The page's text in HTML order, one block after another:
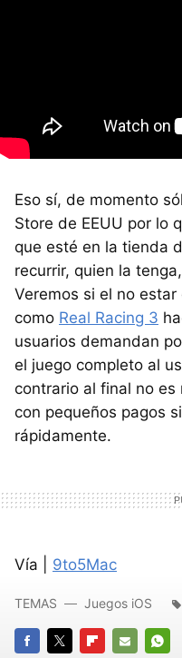
Eso sí, de momento
Store de EEUU por lo
que esté en la tienda
recurrir, quien la
Veremos si el no
como Real Racing 3
usuarios demandan
el juego completo al
contrario al final no
con pequeños pagos
rápidamente.
Vía | 9to5Mac
TEMAS Juegos iOS